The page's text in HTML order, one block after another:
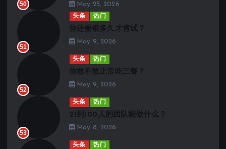
50 May 25, 2026
51
头条 热门
你还要饿多久才肯试？
May 9, 2026
52
头条 热门
你敢不敢正常吃三餐？
May 9, 2026
53
头条 热门
21到100人的团队能做什么？
May 8, 2026
头条 热门